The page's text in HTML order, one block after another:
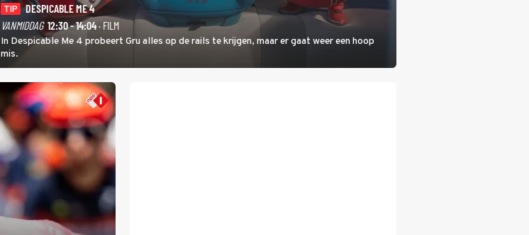
TIP
DESPICABLE ME 4
VANMIDDAG 12:30 - 14:04· FILM
In Despicable Me 4 probeert Gru alles op de rails te krijgen, maar er gaat weer een hoop
mis.